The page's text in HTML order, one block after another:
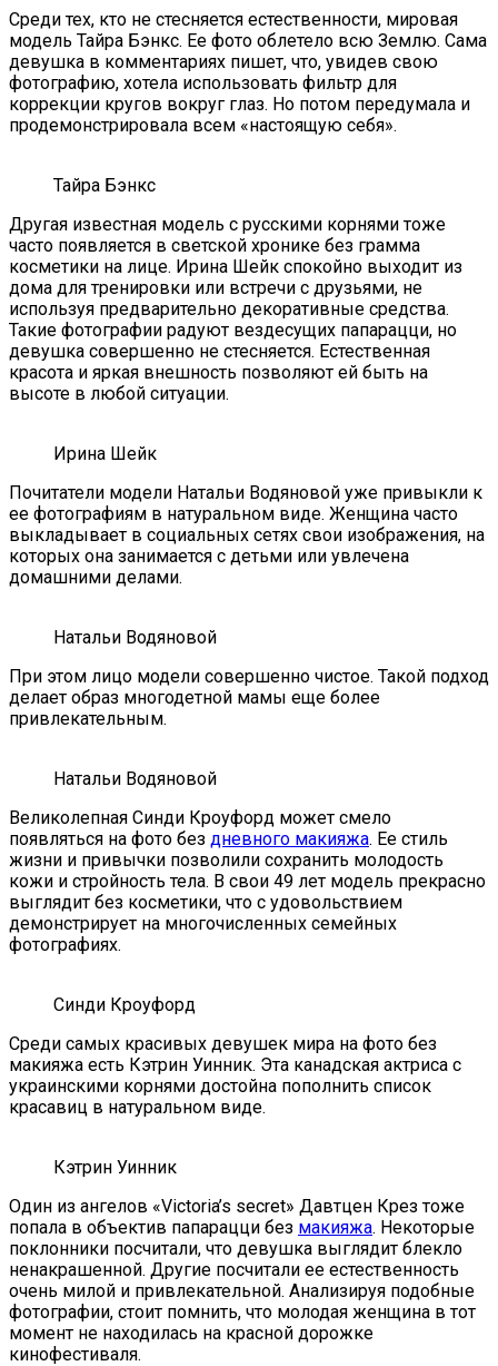
Среди тех, кто не стесняется естественности, мировая
модель Тайра Бэнкс. Ее фото облетело всю Землю. Сама
девушка в комментариях пишет, что, увидев свою
фотографию, хотела использовать фильтр для
коррекции кругов вокруг глаз. Но потом передумала и
продемонстрировала всем «настоящую себя».
Тайра Бэнкс
Другая известная модель с русскими корнями тоже
часто появляется в светской хронике без грамма
косметики на лице. Ирина Шейк спокойно выходит из
дома для тренировки или встречи с друзьями, не
используя предварительно декоративные средства.
Такие фотографии радуют вездесущих папарацци, но
девушка совершенно не стесняется. Естественная
красота и яркая внешность позволяют ей быть на
высоте в любой ситуации.
Ирина Шейк
Почитатели модели Натальи Водяновой уже привыкли к
ее фотографиям в натуральном виде. Женщина часто
выкладывает в социальных сетях свои изображения, на
которых она занимается с детьми или увлечена
домашними делами.
Натальи Водяновой
При этом лицо модели совершенно чистое. Такой подход
делает образ многодетной мамы еще более
привлекательным.
Натальи Водяновой
Великолепная Синди Кроуфорд может смело
появляться на фото без дневного макияжа. Ее стиль
жизни и привычки позволили сохранить молодость
кожи и стройность тела. В свои 49 лет модель прекрасно
выглядит без косметики, что с удовольствием
демонстрирует на многочисленных семейных
фотографиях.
Синди Кроуфорд
Среди самых красивых девушек мира на фото без
макияжа есть Кэтрин Уинник. Эта канадская актриса с
украинскими корнями достойна пополнить список
красавиц в натуральном виде.
Кэтрин Уинник
Один из ангелов «Victoria’s secret» Давтцен Крез тоже
попала в объектив папарацци без макияжа. Некоторые
поклонники посчитали, что девушка выглядит блекло
ненакрашенной. Другие посчитали ее естественность
очень милой и привлекательной. Анализируя подобные
фотографии, стоит помнить, что молодая женщина в тот
момент не находилась на красной дорожке
кинофестиваля.